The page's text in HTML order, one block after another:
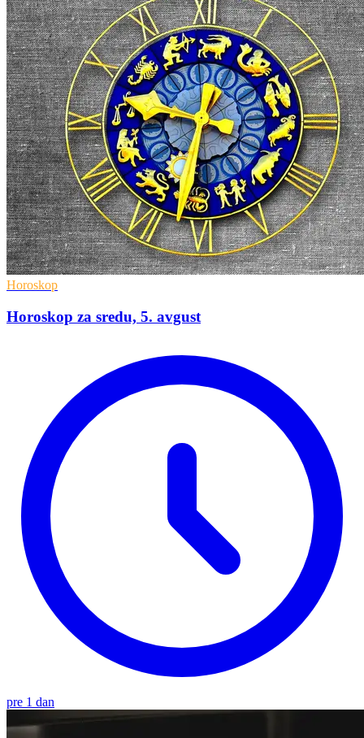
Horoskop
Horoskop za sredu, 5. avgust
pre 1 dan